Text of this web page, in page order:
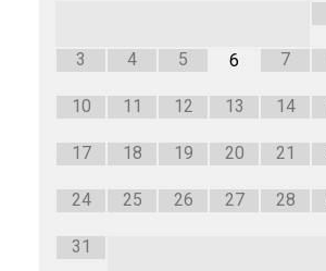
3 4 5 6 7
10 11 12 13 14
17 18 19 20 21
24 25 26 27 28
31